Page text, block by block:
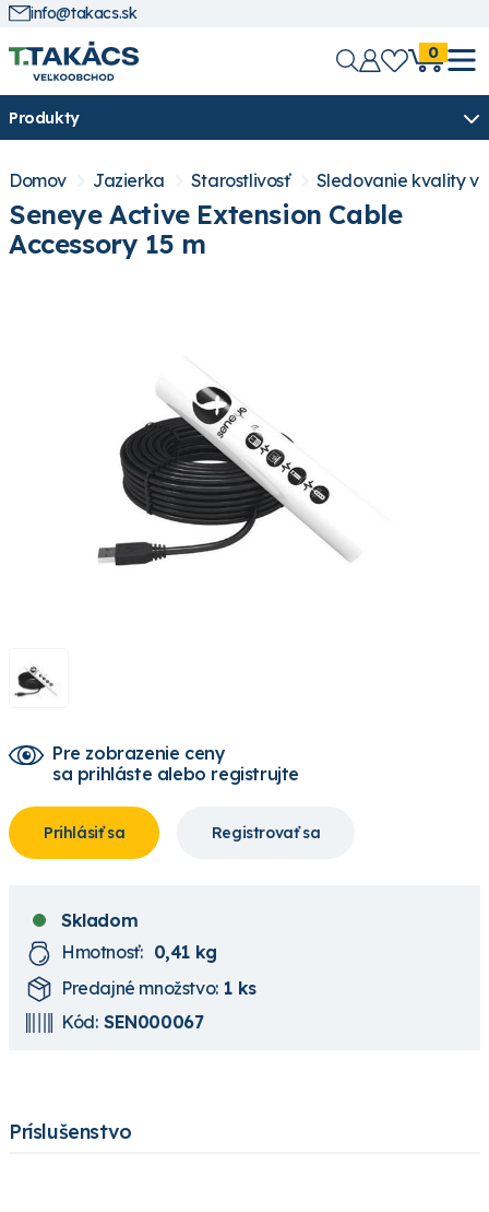
info@takacs.sk
0
Produkty
Domov Jazierka Starostlivosť Sledovanie kvality
Seneye Active Extension Cable
Accessory 15 m
Pre zobrazenie ceny
sa prihláste alebo registrujte
Prihlásiť sa Registrovať sa
Skladom
Hmotnosť: 0,41 kg
Predajné množstvo: 1 ks
Kód: SEN000067
Príslušenstvo